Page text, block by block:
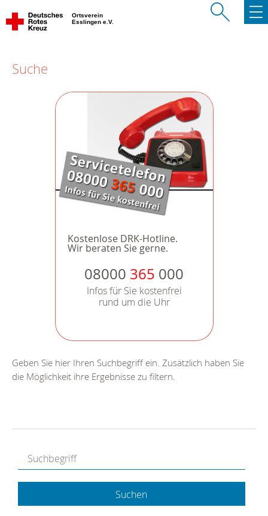
Ortsverein
Esslingen e.V.
Suche
Kostenlose DRK-Hotline.
Wir beraten Sie gerne.
08000 365 000
Infos für Sie kostenfrei
rund um die Uhr
Geben Sie hier Ihren Suchbegriff ein. Zusätzlich haben Sie
die Möglichkeit ihre Ergebnisse zu filtern.
Suchen